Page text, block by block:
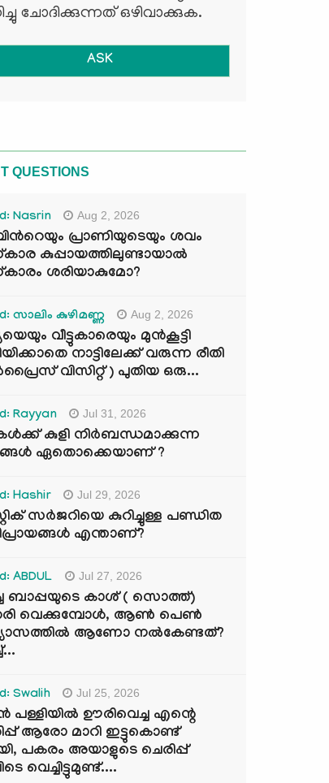
ചോദിക്കുന്നത് ഒഴിവാക്കുക.
ASK
QUESTIONS
Nasrin Aug 2, 2026
പ്രാണിയുടെയും ശവം
കുപ്പായത്തിലുണ്ടായാൽ
ശരിയാകുമോ?
സാലിം കുഴിമണ്ണ Aug 2, 2026
വീട്ടുകാരെയും മുൻകൂട്ടി
നാട്ടിലേക്ക് വരുന്ന രീതി
വിസിറ്റ് ) പുതിയ ഒരു...
Rayyan Jul 31, 2026
കുളി നിർബന്ധമാക്കുന്ന
ഏതൊക്കെയാണ് ?
Hashir Jul 29, 2026
സർജറിയെ കുറിച്ചുള്ള പണ്ഡിത
എന്താണ്?
ABDUL Jul 27, 2026
ബാപ്പയുടെ കാശ് ( സൊത്ത്)
വെക്കുമ്പോൾ, ആണ്‍ പെണ്‍
ആണോ നല്‍കേണ്ടത്?
Swalih Jul 25, 2026
പള്ളിയിൽ ഊരിവെച്ച എന്റെ
ആരോ മാറി ഇട്ടുകൊണ്ട്
പകരം അയാളുടെ ചെരിപ്പ്
വെച്ചിട്ടുമുണ്ട്....